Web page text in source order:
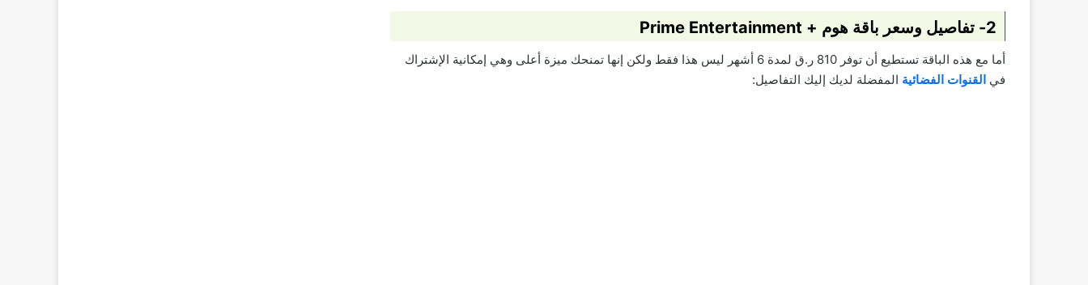
2- تفاصيل وسعر باقة هوم + Prime Entertainment
أما مع هذه الباقة تستطيع أن توفر 810 ر.ق لمدة 6 أشهر ليس هذا فقط ولكن إنها تمنحك ميزة أعلى وهي إمكانية الإشتراك
في القنوات الفضائية المفضلة لديك إليك التفاصيل: